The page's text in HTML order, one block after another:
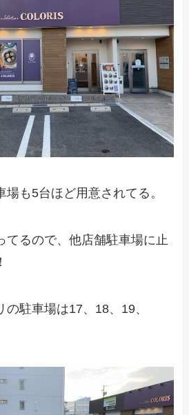
も5台ほど用意されてる。
てるので、他店舗駐車場に止
駐車場は17、18、19、